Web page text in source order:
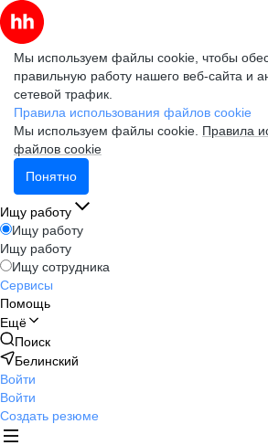
Мы используем файлы cookie, чтобы
правильную работу нашего веб-сайта и
сетевой трафик.
Правила использования файлов cookie
Мы используем файлы cookie. Правила
файлов cookie
Понятно
Ищу работу
Ищу работу
Ищу работу
Ищу сотрудника
Сервисы
Помощь
Ещё
Поиск
Белинский
Войти
Войти
Создать резюме